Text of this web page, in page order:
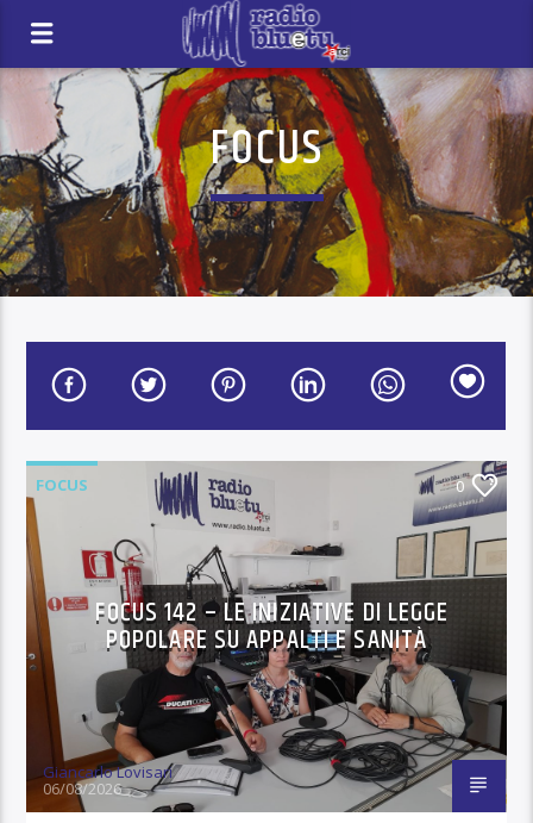
FOCUS
FOCUS 0
FOCUS 142 – LE INIZIATIVE DI LEGGE
POPOLARE SU APPALTI E SANITÀ
Giancarlo Lovisari
06/08/2026